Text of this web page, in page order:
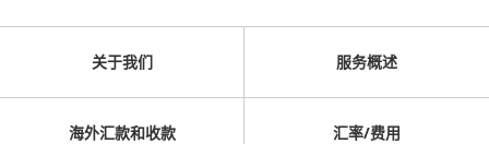
关于我们 服务概述
海外汇款和收款 汇率/费用